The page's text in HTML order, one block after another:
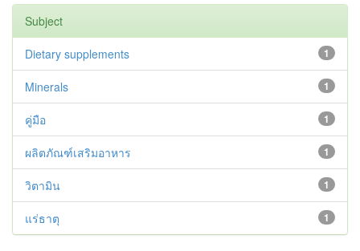
Subject
1
Dietary supplements
1
Minerals
1
คู่มือ
1
ผลิตภัณฑ์เสริมอาหาร
1
วิตามิน
1
แร่ธาตุ